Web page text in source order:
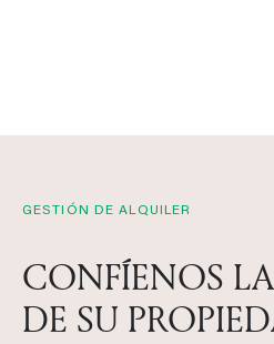
GESTIÓN DE ALQUILER
CONFÍENOS
DE SU